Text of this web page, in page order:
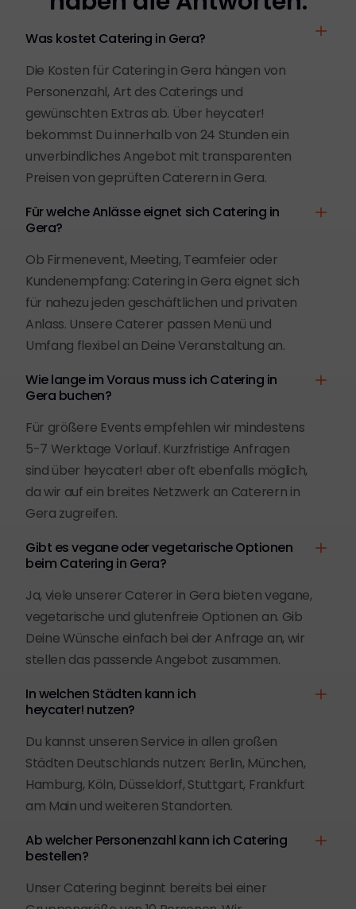
Was kostet Catering in Gera?
Die Kosten für Catering in Gera hängen von
Personenzahl, Art des Caterings und
gewünschten Extras ab. Über heycater!
bekommst Du innerhalb von 24 Stunden ein
unverbindliches Angebot mit transparenten
Preisen von geprüften Caterern in Gera.
Für welche Anlässe eignet sich Catering in
Gera?
Ob Firmenevent, Meeting, Teamfeier oder
Kundenempfang: Catering in Gera eignet sich
für nahezu jeden geschäftlichen und privaten
Anlass. Unsere Caterer passen Menü und
Umfang flexibel an Deine Veranstaltung an.
Wie lange im Voraus muss ich Catering in
Gera buchen?
Für größere Events empfehlen wir mindestens
5-7 Werktage Vorlauf. Kurzfristige Anfragen
sind über heycater! aber oft ebenfalls möglich,
da wir auf ein breites Netzwerk an Caterern in
Gera zugreifen.
Gibt es vegane oder vegetarische Optionen
beim Catering in Gera?
Ja, viele unserer Caterer in Gera bieten vegane,
vegetarische und glutenfreie Optionen an. Gib
Deine Wünsche einfach bei der Anfrage an, wir
stellen das passende Angebot zusammen.
In welchen Städten kann ich
heycater! nutzen?
Du kannst unseren Service in allen großen
Städten Deutschlands nutzen: Berlin, München,
Hamburg, Köln, Düsseldorf, Stuttgart, Frankfurt
am Main und weiteren Standorten.
Ab welcher Personenzahl kann ich Catering
bestellen?
Unser Catering beginnt bereits bei einer